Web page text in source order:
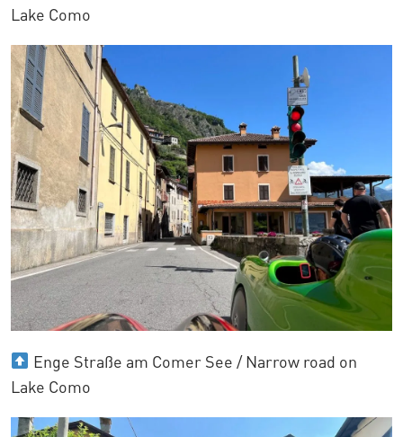
Lake Como
Enge Straße am Comer See / Narrow road on
Lake Como